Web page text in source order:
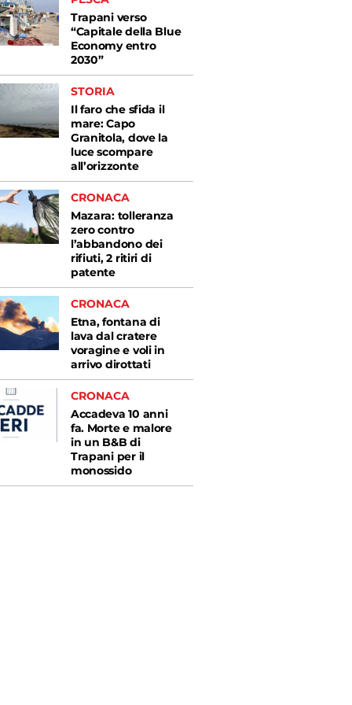
Trapani verso
“Capitale della Blue
Economy entro
2030”
STORIA
Il faro che sfida il
mare: Capo
Granitola, dove la
luce scompare
all’orizzonte
CRONACA
Mazara: tolleranza
zero contro
l’abbandono dei
rifiuti, 2 ritiri di
patente
CRONACA
Etna, fontana di
lava dal cratere
voragine e voli in
arrivo dirottati
CRONACA
Accadeva 10 anni
fa. Morte e malore
in un B&B di
Trapani per il
monossido